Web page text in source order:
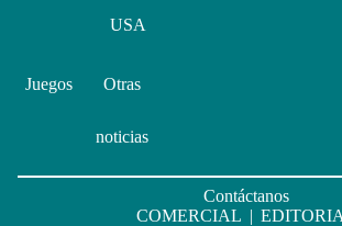
USA
Juegos Otras
noticias
Contáctanos
COMERCIAL |